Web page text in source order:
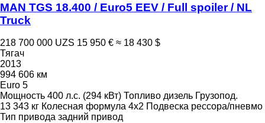
MAN TGS 18.400 / Euro5 EEV / Full spoiler / NL
Truck
218 700 000 UZS 15 950 € ≈ 18 430 $
Тягач
2013
994 606 км
Euro 5
Мощность 400 л.с. (294 кВт) Топливо дизель Грузопод.
13 343 кг Колесная формула 4x2 Подвеска рессора/пневмо
Тип привода задний привод